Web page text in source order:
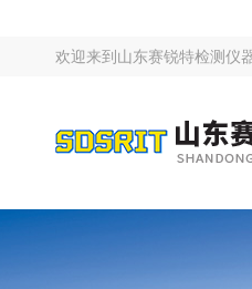
欢迎来到 山东赛锐特检测仪